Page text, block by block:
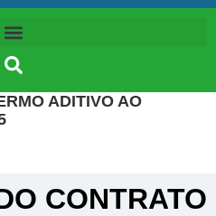
ADITIVO AO
CONTRATO​